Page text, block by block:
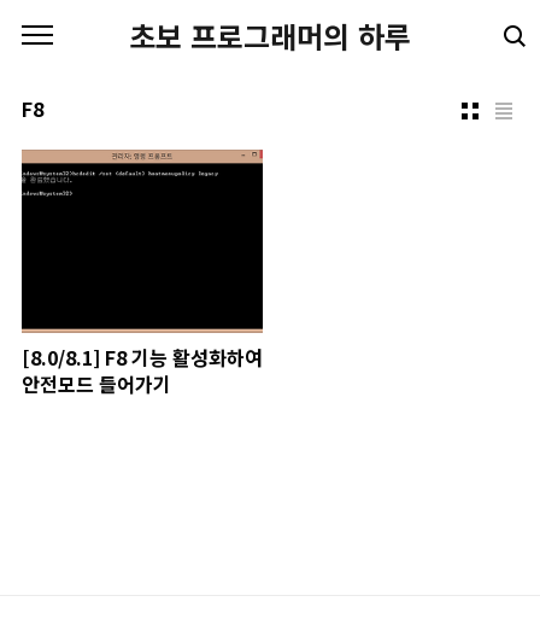
초보 프로그래머의 하루
F8
[8.0/8.1] F8 기능 활성화하여
안전모드 들어가기